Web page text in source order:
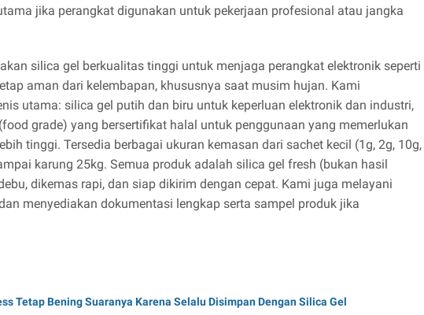
jika perangkat digunakan untuk pekerjaan profesional atau jangka
silica gel berkualitas tinggi untuk menjaga perangkat elektronik seperti
aman dari kelembapan, khususnya saat musim hujan. Kami
utama: silica gel putih dan biru untuk keperluan elektronik dan industri,
grade) yang bersertifikat halal untuk penggunaan yang memerlukan
tinggi. Tersedia berbagai ukuran kemasan dari sachet kecil (1g, 2g, 10g,
karung 25kg. Semua produk adalah silica gel fresh (bukan hasil
dikemas rapi, dan siap dikirim dengan cepat. Kami juga melayani
menyediakan dokumentasi lengkap serta sampel produk jika
Tetap Bening Suaranya Karena Selalu Disimpan Dengan Silica Gel